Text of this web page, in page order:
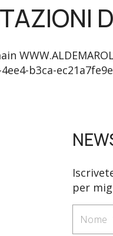
4ee4-b3ca-
per